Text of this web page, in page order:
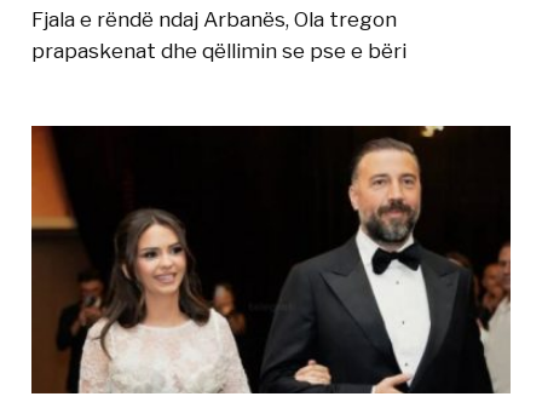
Fjala e rëndë ndaj Arbanës, Ola tregon
prapaskenat dhe qëllimin se pse e bëri